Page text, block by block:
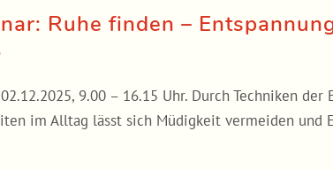
Ruhe finden –
9.00 – 16.15 Uhr. Durch Techniken
im Alltag lässt sich Müdigkeit vermeiden und